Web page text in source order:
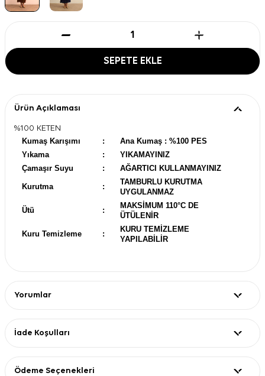
SEPETE EKLE
Ürün Açıklaması
%100 KETEN
Kumaş Karışımı
:
Ana Kumaş : %100 PES
Yıkama
:
YIKAMAYINIZ
Çamaşır Suyu
: AĞARTICI KULLANMAYINIZ
Kurutma :
TAMBURLU KURUTMA
UYGULANMAZ
Ütü :
MAKSİMUM 110°C DE
ÜTÜLENİR
Kuru Temizleme :
KURU TEMİZLEME
YAPILABİLİR
Yorumlar
İade Koşulları
Ödeme Seçenekleri